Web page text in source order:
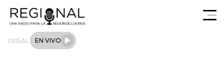
SEÑAL EN VIVO